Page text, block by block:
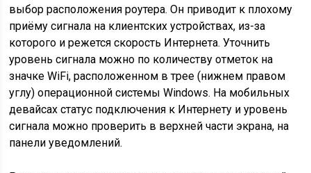
выбор расположения роутера. Он приводит к плохому
приёму сигнала на клиентских устройствах, из-за
которого и режется скорость Интернета. Уточнить
уровень сигнала можно по количеству отметок на
значке WiFi, расположенном в трее (нижнем правом
углу) операционной системы Windows. На мобильных
девайсах статус подключения к Интернету и уровень
сигнала можно проверить в верхней части экрана, на
панели уведомлений.